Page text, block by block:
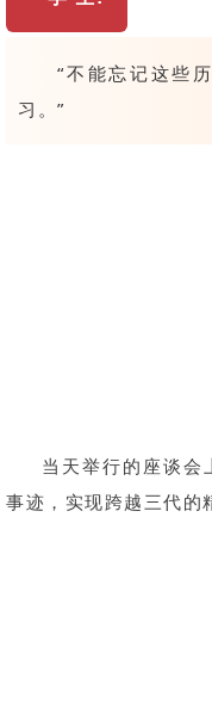
“不能忘记这些
习。”
当天举行的座谈会
事迹，实现跨越三代的